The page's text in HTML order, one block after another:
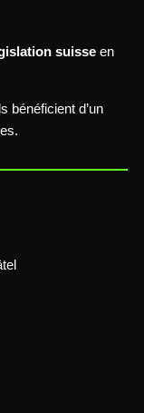
suisseen
bénéficient d’un